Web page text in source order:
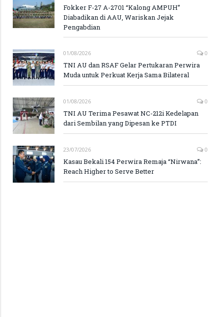
Fokker F-27 A-2701 “Kalong AMPUH”
Diabadikan di AAU, Wariskan Jejak
Pengabdian
01/08/2026 0
TNI AU dan RSAF Gelar Pertukaran Perwira
Muda untuk Perkuat Kerja Sama Bilateral
01/08/2026 0
TNI AU Terima Pesawat NC-212i Kedelapan
dari Sembilan yang Dipesan ke PTDI
23/07/2026 0
Kasau Bekali 154 Perwira Remaja “Nirwana”:
Reach Higher to Serve Better